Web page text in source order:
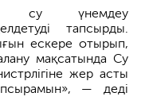
су үнемдеу
тапсырды.
ескере отырып,
мақсатында Су
жер асты
— деді